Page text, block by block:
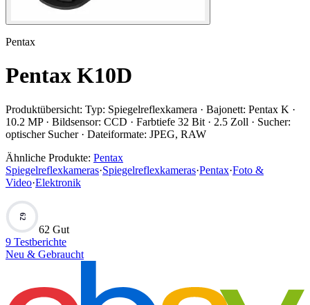
Pentax
Pentax K10D
Produktübersicht: Typ: Spiegelreflexkamera · Bajonett: Pentax K ·
10.2 MP · Bildsensor: CCD · Farbtiefe 32 Bit · 2.5 Zoll · Sucher:
optischer Sucher · Dateiformate: JPEG, RAW
Ähnliche Produkte: Pentax
Spiegelreflexkameras·Spiegelreflexkameras·Pentax·Foto &
Video·Elektronik
62
62 Gut
9 Testberichte
Neu & Gebraucht